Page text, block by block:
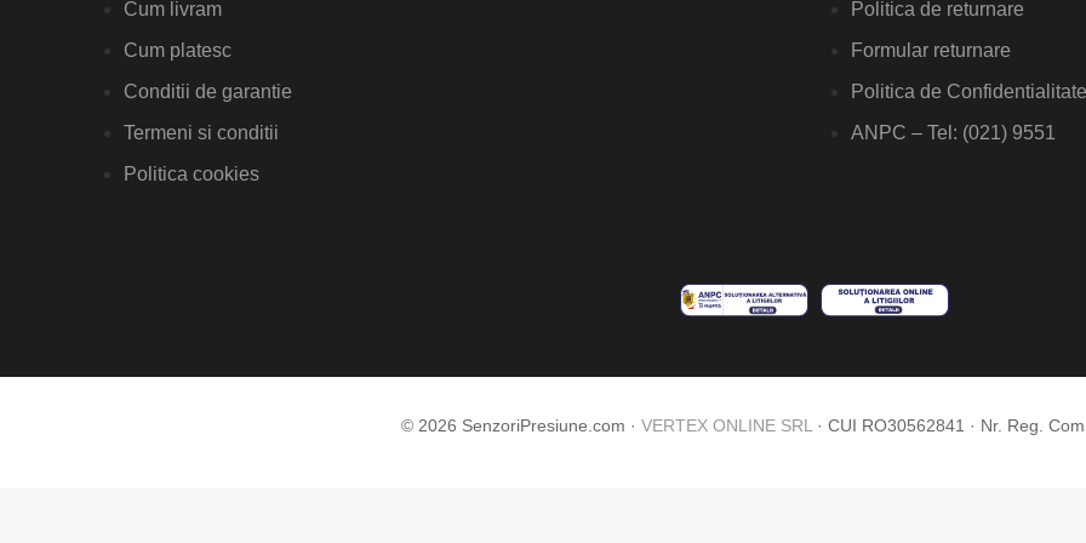
Cum livram
Cum platesc
Conditii de garantie
Termeni si conditii
Politica cookies
Politica de returnare
Formular returnare
Politica de Confidentialitate
ANPC – Tel: (021) 9551
© 2026 SenzoriPresiune.com · VERTEX ONLINE SRL· CUI RO30562841 · Nr. Reg.